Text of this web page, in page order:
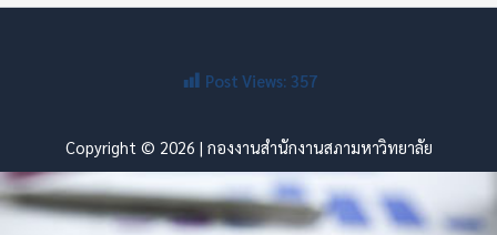
Post Views: 357
Copyright © 2026 | กองงานสำนักงานสภามหาวิทยาลัย